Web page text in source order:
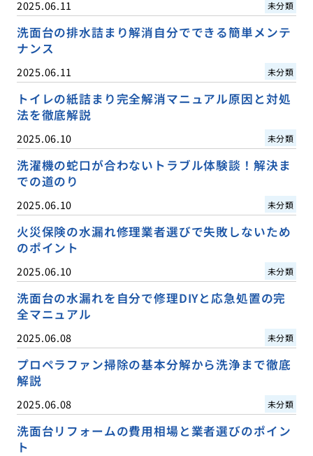
2025.06.11 未分類
洗面台の排水詰まり解消自分でできる簡単メンテ
ナンス
2025.06.11 未分類
トイレの紙詰まり完全解消マニュアル原因と対処
法を徹底解説
2025.06.10 未分類
洗濯機の蛇口が合わないトラブル体験談！解決ま
での道のり
2025.06.10 未分類
火災保険の水漏れ修理業者選びで失敗しないため
のポイント
2025.06.10 未分類
洗面台の水漏れを自分で修理DIYと応急処置の完
全マニュアル
2025.06.08 未分類
プロペラファン掃除の基本分解から洗浄まで徹底
解説
2025.06.08 未分類
洗面台リフォームの費用相場と業者選びのポイン
ト